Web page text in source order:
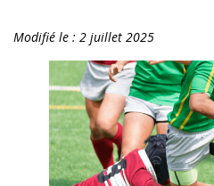
Modifié le : 2 juillet 2025